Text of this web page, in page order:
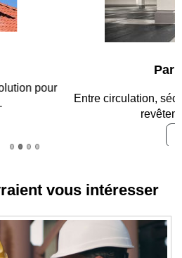
des accès, durabilité des
vous intéresser